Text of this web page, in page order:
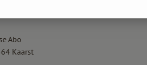
Abo
Kaarst